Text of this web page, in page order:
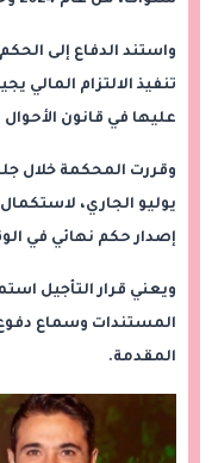
واستند الدفاع إلى
تنفيذ الالتزام المالي
عليها في قانون
يوليو الجاري،
إصدار حكم نهائي في
ويعني قرار التأجيل
المستندات وسماع
المقدمة.